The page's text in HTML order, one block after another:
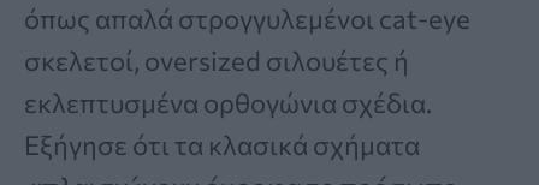
όπως απαλά στρογγυλεμένοι cat-eye
σκελετοί, oversized σιλουέτες ή
εκλεπτυσμένα ορθογώνια σχέδια.
Εξήγησε ότι τα κλασικά σχήματα